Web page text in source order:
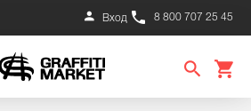
8 800 707 25 45
Вход